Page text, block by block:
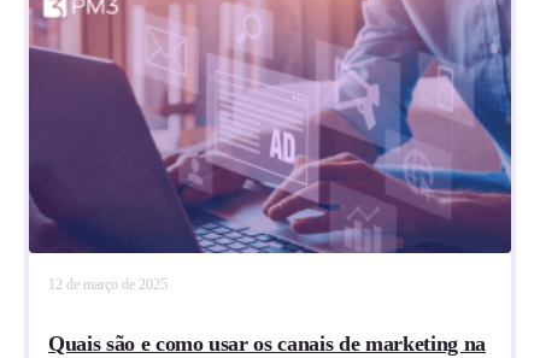
12 de março de 2025
Quais são e como usar os canais de marketing na